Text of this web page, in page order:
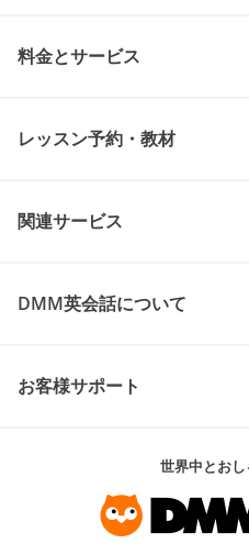
料金とサービス
レッスン予約・教材
関連サービス
DMM英会話について
お客様サポート
世界中とお